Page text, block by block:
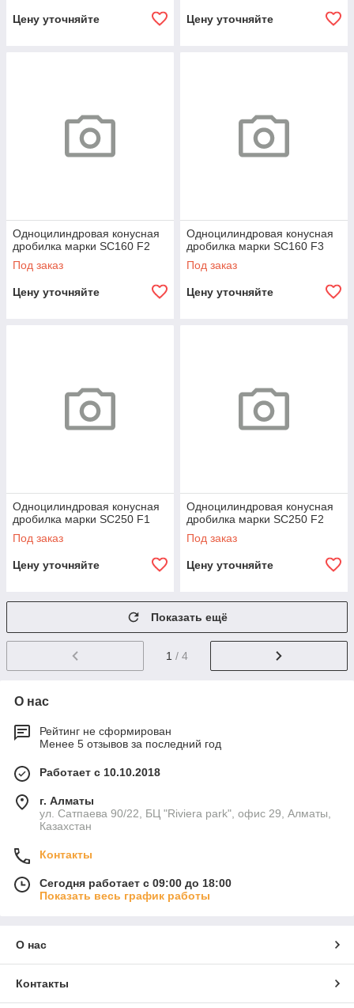
Цену уточняйте Цену уточняйте
Одноцилиндровая конусная
дробилка марки SC160 F2
Под заказ
Цену уточняйте
Одноцилиндровая конусная
дробилка марки SC160 F3
Под заказ
Цену уточняйте
Одноцилиндровая конусная
дробилка марки SC250 F1
Под заказ
Цену уточняйте
Одноцилиндровая конусная
дробилка марки SC250 F2
Под заказ
Цену уточняйте
Показать ещё
1 / 4
О нас
Рейтинг не сформирован
Менее 5 отзывов за последний год
Работает с 10.10.2018
г. Алматы
ул. Сатпаева 90/22, БЦ "Riviera park", офис 29, Алматы,
Казахстан
Контакты
Сегодня работает с 09:00 до 18:00
Показать весь график работы
О нас
Контакты